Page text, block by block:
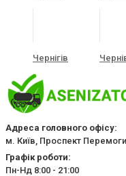
Чернігів
Адреса головного офісу:
м. Київ, Проспект
Графік роботи:
Пн-Нд 8:00 - 21:00